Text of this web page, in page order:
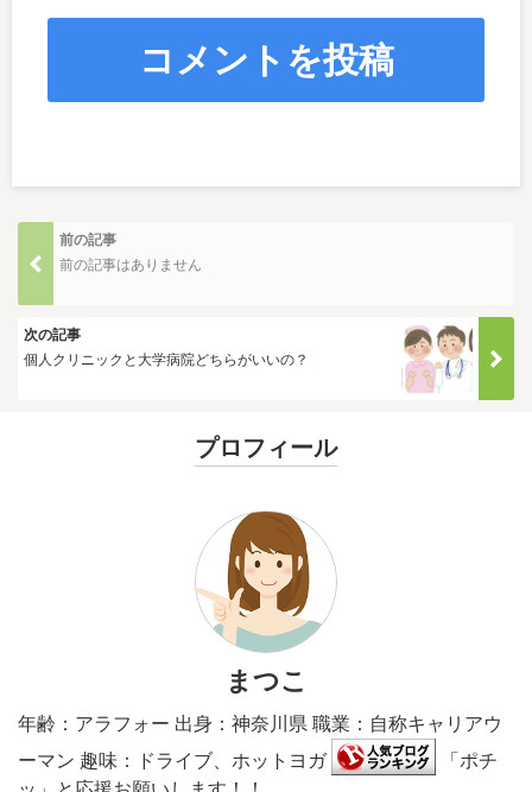
前の記事
前の記事はありません
次の記事
個人クリニックと大学病院どちらがいいの？
プロフィール
まつこ
年齢：アラフォー 出身：神奈川県 職業：自称キャリアウ
ーマン 趣味：ドライブ、ホットヨガ
「ポチ